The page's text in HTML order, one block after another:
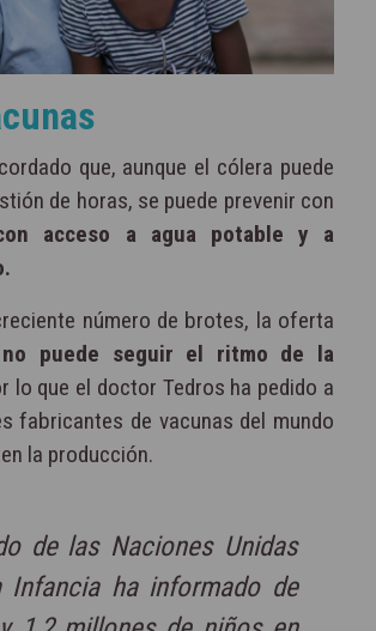
que, aunque el cólera puede
de horas, se puede prevenir con
acceso a agua potable y a
número de brotes, la oferta
no puede seguir el ritmo de la
lo que el doctor Tedros ha pedido a
fabricantes de vacunas del mundo
la producción.
de las Naciones Unidas
Infancia ha informado de